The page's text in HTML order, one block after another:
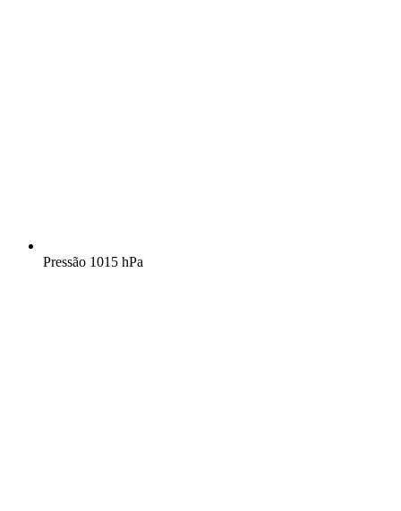
Pressão 1015 hPa